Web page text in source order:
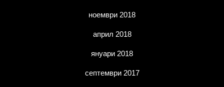
ноември 2018
април 2018
януари 2018
септември 2017